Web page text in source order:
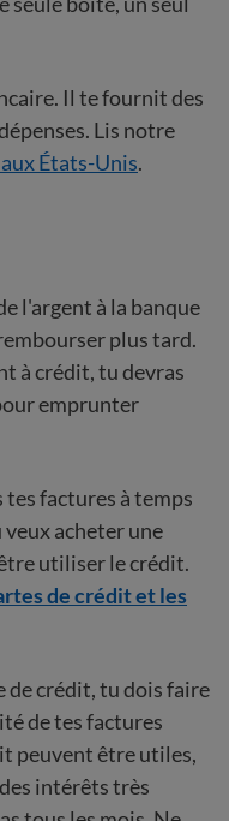
Il te fournit des
Lis notre
États-Unis.
l'argent à la banque
plus tard.
à crédit, tu devras
emprunter
factures à temps
acheter une
utiliser le crédit.
de crédit et les
de crédit, tu dois faire
de tes factures
peuvent être utiles,
intérêts très